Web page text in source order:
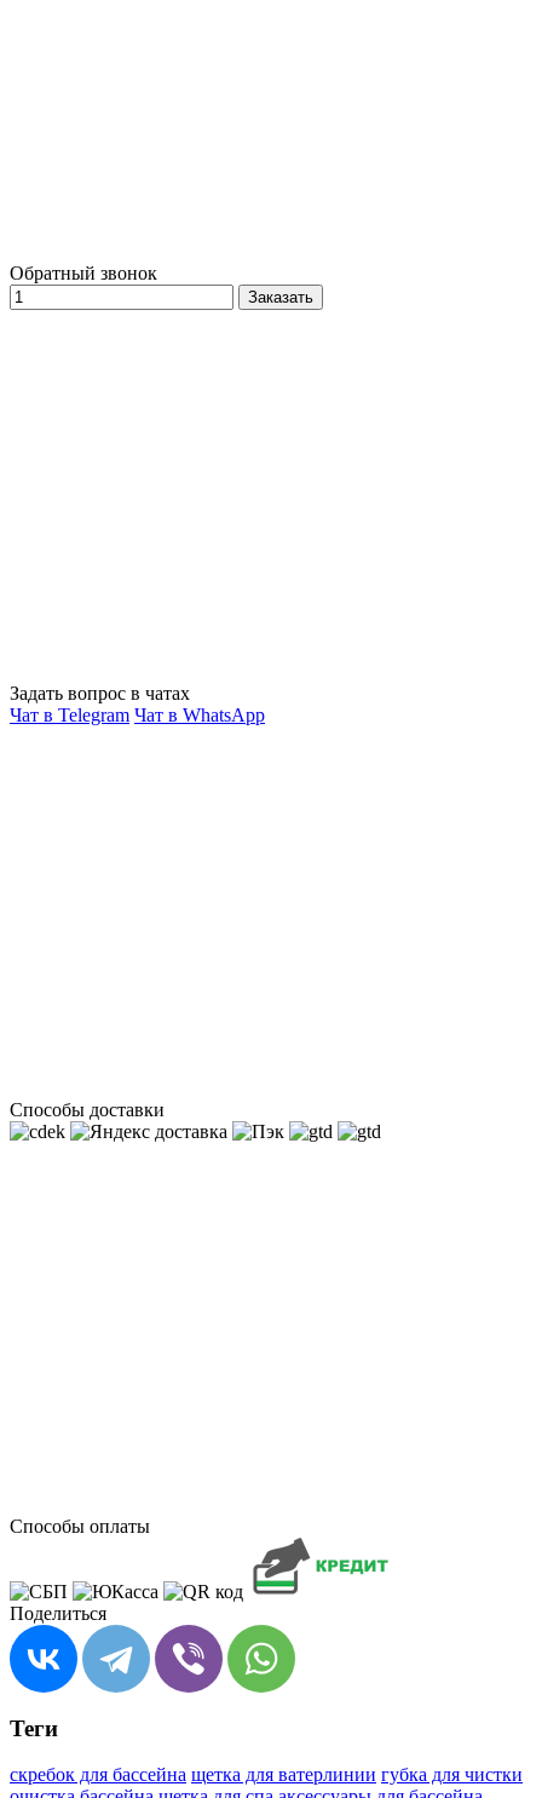
Обратный звонок
Заказать
Задать вопрос в чатах
Чат в Telegram Чат в WhatsApp
Способы доставки
Способы оплаты
Поделиться
Теги
скребок для бассейна щетка для ватерлинии губка для чистки